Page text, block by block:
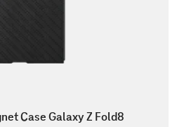
Case Galaxy Z Fold8